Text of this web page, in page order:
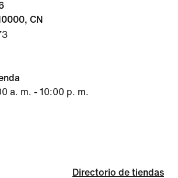
CN
a. m. - 10:00 p. m.
Directorio de tiendas